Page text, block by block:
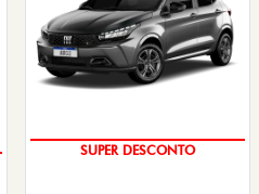
SUPER DESCONTO